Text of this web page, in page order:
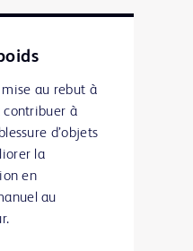
au rebut à
contribuer à
d’objets
la
en
au